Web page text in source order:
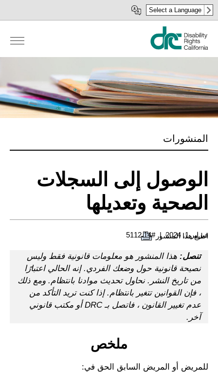
Skip
to
main
content
Select a Language
المنشورات
الوصول إلى السجلات
الصحية وتعديلها
فبراير 1, 2024 #5112.14 اطبع هذا المنشور
تنصل: هذا المنشور هو معلومات قانونية فقط وليس
نصيحة قانونية حول وضعك الفردي. إنه الحالي اعتبارًا
من تاريخ النشر. نحاول تحديث موادنا بانتظام. ومع ذلك
، فإن القوانين تتغير بانتظام. إذا كنت تريد التأكد من
عدم تغيير القانون ، فاتصل بـ DRC أو مكتب قانوني
آخر.
ملخص
للمريض أو المريض السابق الحق في: